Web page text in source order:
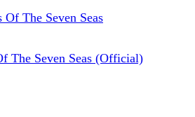
The Seven Seas (Official)